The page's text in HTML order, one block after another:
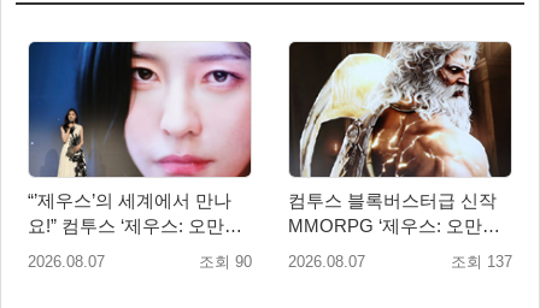
“’제우스’의 세계에서 만나
요!” 컴투스 ‘제우스: 오만의
신’ 쇼케이스 찾은 배우 박지
2026.08.07 조회 90
컴투스 블록버스터급 신작
MMORPG ‘제우스: 오만의
신’, 8월 26일 출시!
2026.08.07 조회 137